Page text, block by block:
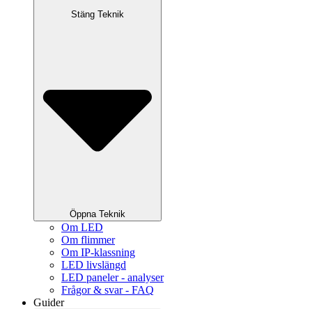
Stäng Teknik
Öppna Teknik
Om LED
Om flimmer
Om IP-klassning
LED livslängd
LED paneler - analyser
Frågor & svar - FAQ
Guider